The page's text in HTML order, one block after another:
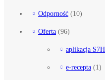
Odporność (10)
Oferta (96)
aplikacja
e-recepta (1)